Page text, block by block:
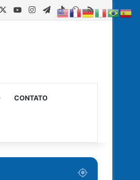
YouTubeInstagram
Telegram
TikTokWhatsApp
RSS
CONTATO